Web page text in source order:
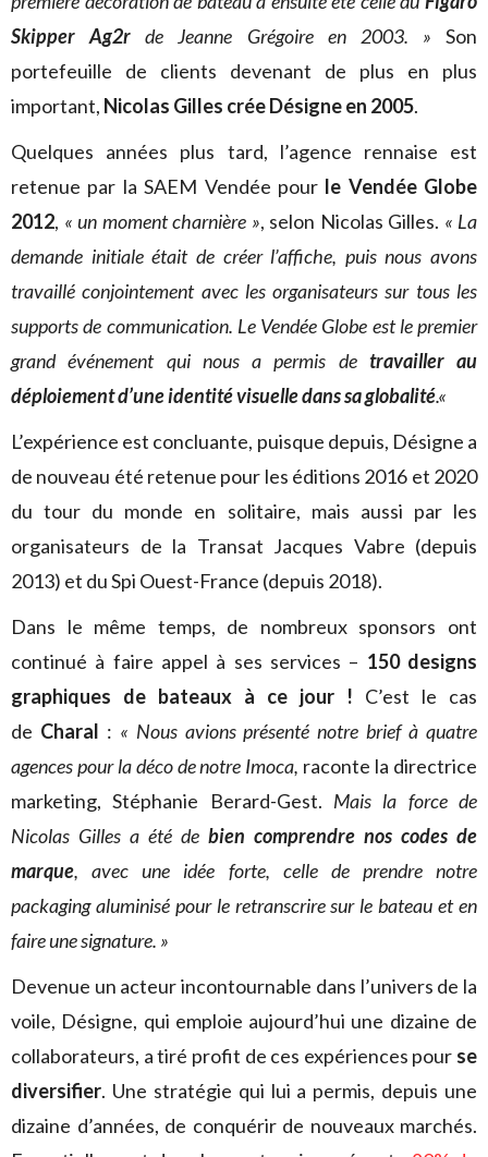
Skipper Ag2r de Jeanne Grégoire en 2003. » Son
portefeuille de clients devenant de plus en plus
important, Nicolas Gilles crée Désigne en 2005.
Quelques années plus tard, l’agence rennaise est
retenue par la SAEM Vendée pour le Vendée Globe
2012, « un moment charnière », selon Nicolas Gilles. « La
demande initiale était de créer l’affiche, puis nous avons
travaillé conjointement avec les organisateurs sur tous les
supports de communication. Le Vendée Globe est le premier
grand événement qui nous a permis de travailler au
déploiement d’une identité visuelle dans sa globalité.«
L’expérience est concluante, puisque depuis, Désigne a
de nouveau été retenue pour les éditions 2016 et 2020
du tour du monde en solitaire, mais aussi par les
organisateurs de la Transat Jacques Vabre (depuis
2013) et du Spi Ouest-France (depuis 2018).
Dans le même temps, de nombreux sponsors ont
continué à faire appel à ses services – 150 designs
graphiques de bateaux à ce jour ! C’est le cas
de Charal : « Nous avions présenté notre brief à quatre
agences pour la déco de notre Imoca, raconte la directrice
marketing, Stéphanie Berard-Gest. Mais la force de
Nicolas Gilles a été de bien comprendre nos codes de
marque, avec une idée forte, celle de prendre notre
packaging aluminisé pour le retranscrire sur le bateau et en
faire une signature. »
Devenue un acteur incontournable dans l’univers de la
voile, Désigne, qui emploie aujourd’hui une dizaine de
collaborateurs, a tiré profit de ces expériences pour se
diversifier. Une stratégie qui lui a permis, depuis une
dizaine d’années, de conquérir de nouveaux marchés.